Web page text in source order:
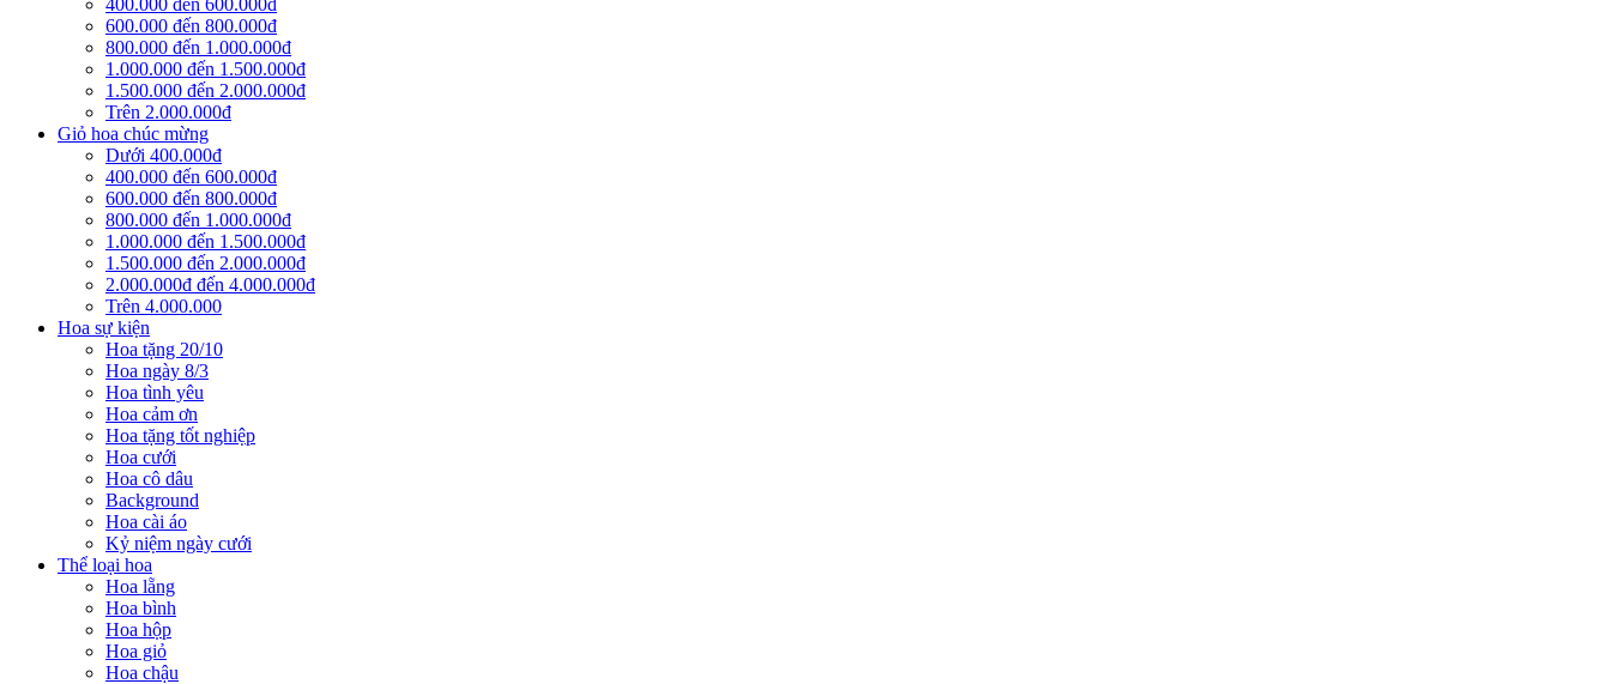
400.000 đến 600.000đ
600.000 đến 800.000đ
800.000 đến 1.000.000đ
1.000.000 đến 1.500.000đ
1.500.000 đến 2.000.000đ
Trên 2.000.000đ
Giỏ hoa chúc mừng
Dưới 400.000đ
400.000 đến 600.000đ
600.000 đến 800.000đ
800.000 đến 1.000.000đ
1.000.000 đến 1.500.000đ
1.500.000 đến 2.000.000đ
2.000.000đ đến 4.000.000đ
Trên 4.000.000
Hoa sự kiện
Hoa tặng 20/10
Hoa ngày 8/3
Hoa tình yêu
Hoa cảm ơn
Hoa tặng tốt nghiệp
Hoa cưới
Hoa cô dâu
Background
Hoa cài áo
Kỷ niệm ngày cưới
Thể loại hoa
Hoa lẵng
Hoa bình
Hoa hộp
Hoa giỏ
Hoa chậu